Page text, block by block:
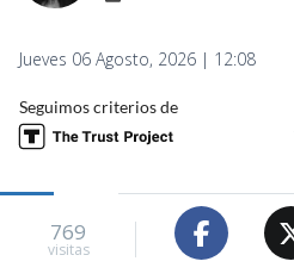
Jueves 06 Agosto, 2026 | 12:08
Seguimos criterios de
769
visitas